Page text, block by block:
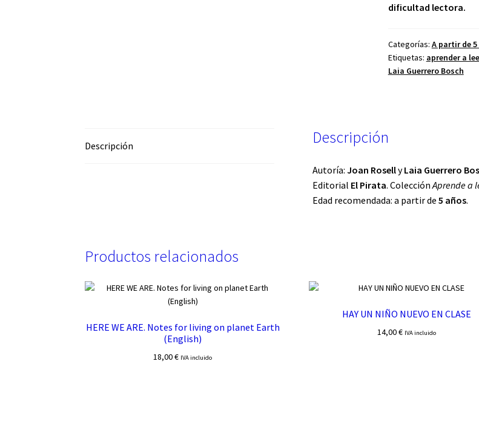
dificultad lectora.
Categorías: A partir de 5
Etiquetas: aprender a
Laia Guerrero Bosch
Descripción Descripción
Autoría: Joan Roselly Laia Guerrero
Editorial El Pirata. ColecciónAprende a
Edad recomendada: a partir de 5 años.
Productos relacionados
HERE WE ARE. Notes for living on planet Earth
(English)
18,00€ IVA incluido
HAY UN NIÑO NUEVO EN CLASE
14,00€ IVA incluido